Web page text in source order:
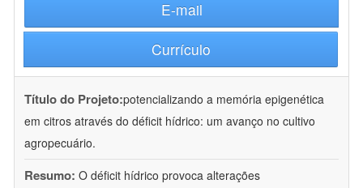
E-mail
Currículo
Título do Projeto:potencializando a memória epigenética
em citros através do déficit hídrico: um avanço no cultivo
agropecuário.
Resumo: O déficit hídrico provoca alterações